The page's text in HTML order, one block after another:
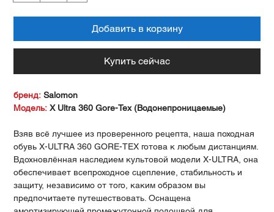
Добавить в корзину
Купить сейчас
бренд: Salomon
Модель:X Ultra 360 Gore-Tex (Водонепроницаемые)
Взяв всё лучшее из проверенного рецепта, наша походная
обувь X-ULTRA 360 GORE-TEX готова к любым дистанциям.
Вдохновлённая наследием культовой модели X-ULTRA, она
обеспечивает всепроходное сцепление, стабильность и
защиту, независимо от того, каким образом вы
предпочитаете путешествовать. Оснащена